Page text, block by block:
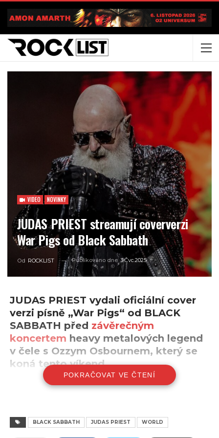
VIDEO NOVINKY
JUDAS PRIEST streamují coververzi
War Pigs od Black Sabbath
Od ROCKLIST Publikováno dne3.Čvc.2025
JUDAS PRIEST vydali oficiální cover
verzi písně „War Pigs“ od BLACK
SABBATH před závěrečným
koncertem heavy metalových legend
v čele s Ozzym Osbournem, který se
koná tento víkend.
Judas Priest se bohužel nepřipojí k velkolepému
Birminghamu… ale rozhodně to nenechají jen tak. Místo
toho legendární metalová kapela právě vypustila další
POKRAČOVAT VE ČTENÍ
BLACK SABBATH JUDAS PRIEST WORLD